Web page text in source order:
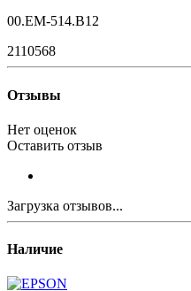
00.EM-514.B12
2110568
Отзывы
Нет оценок
Оставить отзыв
Загрузка отзывов...
Наличие